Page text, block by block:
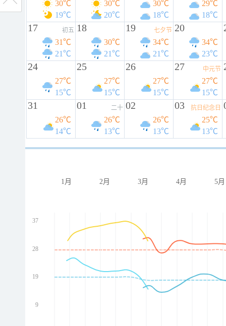
30℃
19℃
30℃
20℃
30℃
18℃
29℃
18℃
17 初五
31℃
21℃
18
30℃
21℃
19 七夕节
34℃
21℃
20
34℃
23℃
24
27℃
15℃
25
27℃
15℃
26
27℃
15℃
27 中元节
27℃
15℃
31
26℃
14℃
01 二十
26℃
13℃
02
26℃
13℃
03 抗日纪念日
25℃
13℃
1月 2月 3月 4月 5月
37
28
19
9